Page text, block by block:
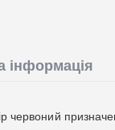
інформація
червоний